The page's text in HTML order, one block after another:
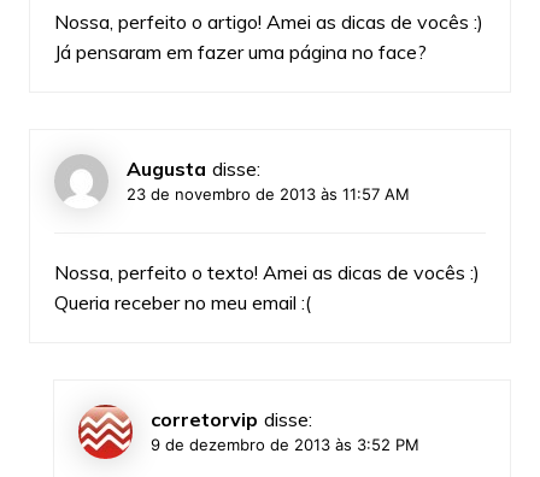
Nossa, perfeito o artigo! Amei as dicas de vocês :)
Já pensaram em fazer uma página no face?
Augusta disse:
23 de novembro de 2013 às 11:57 AM
Nossa, perfeito o texto! Amei as dicas de vocês :)
Queria receber no meu email :(
corretorvip disse:
9 de dezembro de 2013 às 3:52 PM